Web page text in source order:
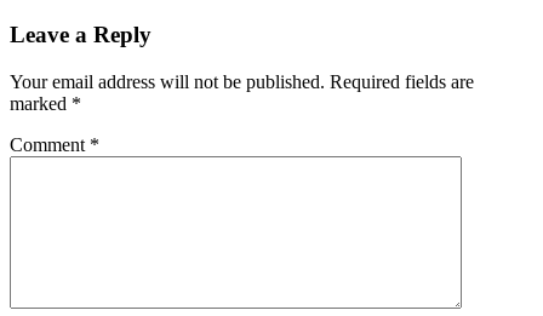
Leave a Reply
Your email address will not be published. Required fields are
marked *
Comment *